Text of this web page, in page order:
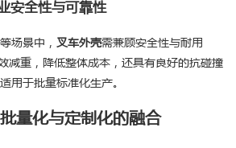
安全性与可靠性
场景中， 叉车外壳需兼顾安全性与耐用
减重，降低整体成本，还具有良好的抗碰撞
用于批量标准化生产。
量化与定制化的融合